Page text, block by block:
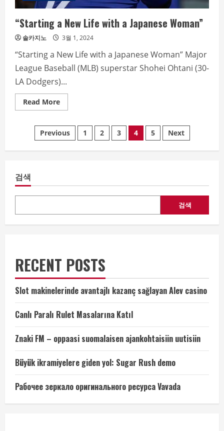
“Starting a New Life with a Japanese Woman”
솔카지노 3월 1, 2024
“Starting a New Life with a Japanese Woman” Major
League Baseball (MLB) superstar Shohei Ohtani (30-
LA Dodgers)...
Read MoreRead
more
a
New
Life
with
글
내
게
이
Previous 1 2 3 4 5 Next
검색
검색
RECENT POSTS
Slot makinelerinde avantajlı kazanç sağlayan Alev casino
Canlı Paralı Rulet Masalarına Katıl
Znaki FM – oppaasi suomalaisen ajankohtaisiin uutisiin
Büyük ikramiyelere giden yol: Sugar Rush demo
Рабочее зеркало оригинального ресурса Vavada